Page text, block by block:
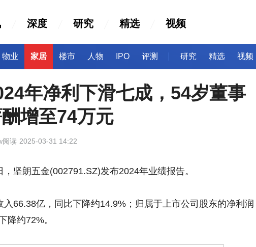
深度 研究 精选 视频
物业 家居 楼市 人物 IPO 评测 研究 精选 视频
年净利下滑七成，54岁董事
增至74万元
阅读 2025-03-31 14:22
，坚朗五金(002791.SZ)发布2024年业绩报告。
入66.38亿，同比下降约14.9%；归属于上市公司股东的净利润
降约72%。